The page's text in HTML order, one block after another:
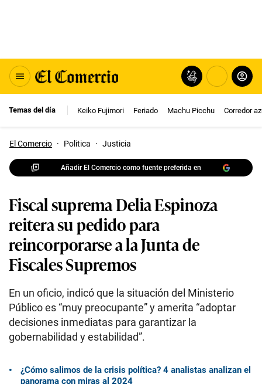
Temas del día Keiko Fujimori Feriado Machu Picchu Corredor
El Comercio · Politica · Justicia
Añadir El Comercio como fuente preferida en
Fiscal suprema Delia Espinoza
reitera su pedido para
reincorporarse a la Junta de
Fiscales Supremos
En un oficio, indicó que la situación del Ministerio
Público es “muy preocupante” y amerita “adoptar
decisiones inmediatas para garantizar la
gobernabilidad y estabilidad”.
¿Cómo salimos de la crisis política? 4 analistas analizan el
panorama con miras al 2024